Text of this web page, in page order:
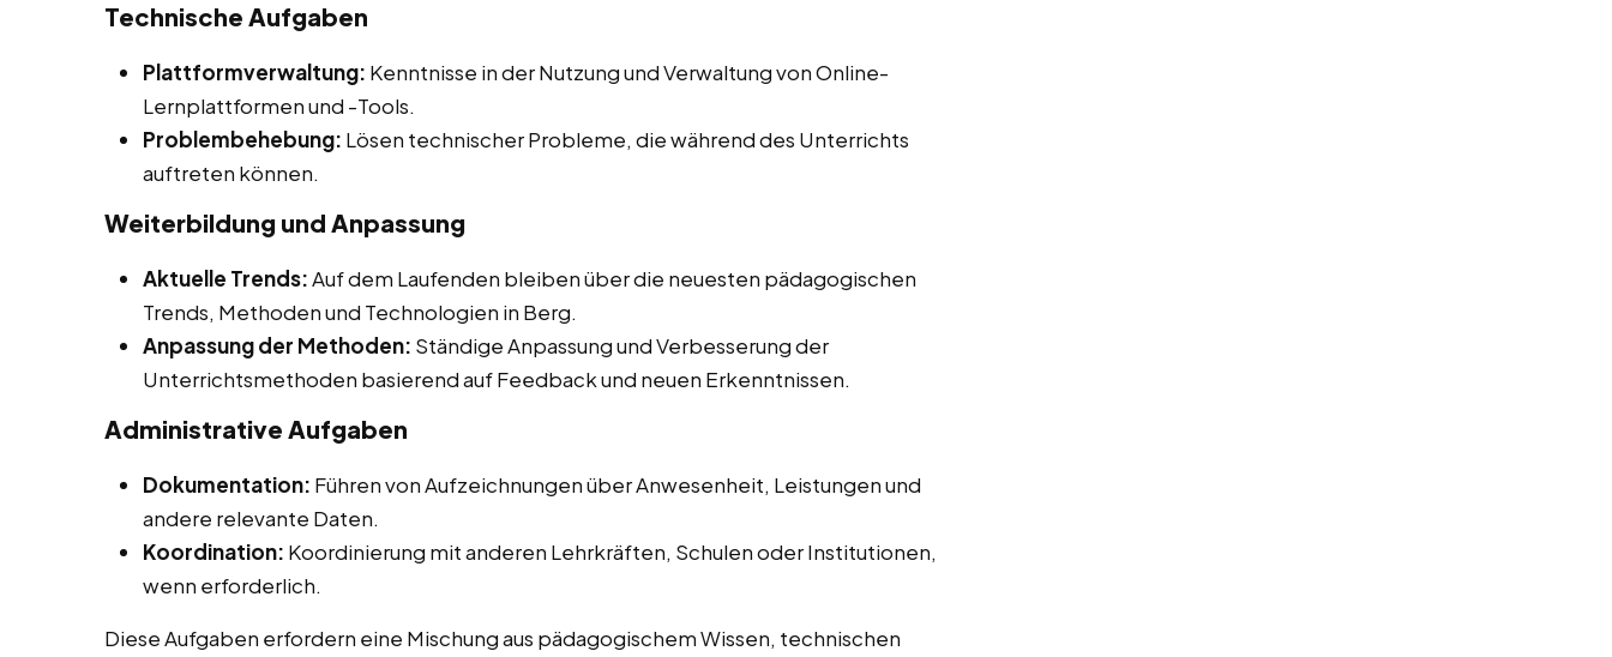
Technische Aufgaben
Plattformverwaltung: Kenntnisse in der Nutzung und Verwaltung von Online-
Lernplattformen und -Tools.
Problembehebung: Lösen technischer Probleme, die während des Unterrichts
auftreten können.
Weiterbildung und Anpassung
Aktuelle Trends:Auf dem Laufenden bleiben über die neuesten pädagogischen
Trends, Methoden und Technologien in Berg.
Anpassung der Methoden: Ständige Anpassung und Verbesserung der
Unterrichtsmethoden basierend auf Feedback und neuen Erkenntnissen.
Administrative Aufgaben
Dokumentation: Führen von Aufzeichnungen über Anwesenheit, Leistungen und
andere relevante Daten.
Koordination: Koordinierung mit anderen Lehrkräften, Schulen oder Institutionen,
wenn erforderlich.
Diese Aufgaben erfordern eine Mischung aus pädagogischem Wissen, technischen